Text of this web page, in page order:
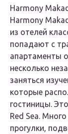
Harmony
Harmony
из отелей
попадают с
апартаменты
несколько
заняться
которые
гостиницы.
Red Sea.
прогулки,